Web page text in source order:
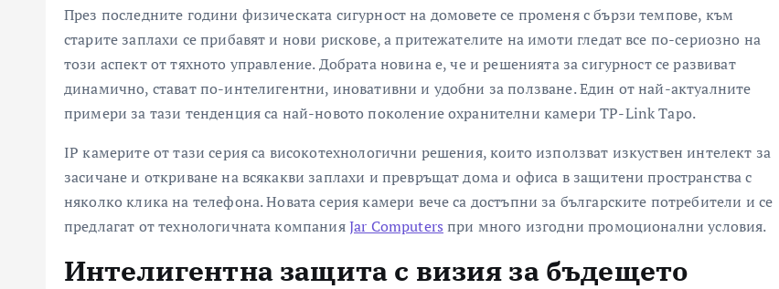
През последните години физическата сигурност на домовете се променя с бързи темпове, към
старите заплахи се прибавят и нови рискове, а притежателите на имоти гледат все по-сериозно на
този аспект от тяхното управление. Добрата новина е, че и решенията за сигурност се развиват
динамично, стават по-интелигентни, иновативни и удобни за ползване. Един от най-актуалните
примери за тази тенденция са най-новото поколение охранителни камери TP-Link Tapo.
IP камерите от тази серия са високотехнологични решения, които използват изкуствен интелект за
засичане и откриване на всякакви заплахи и превръщат дома и офиса в защитени пространства с
няколко клика на телефона. Новата серия камери вече са достъпни за българските потребители и се
предлагат от технологичната компанияJar Computers при много изгодни промоционални условия.
Интелигентна защита с визия за бъдещето